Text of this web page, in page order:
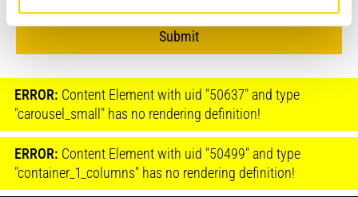
materials
Submit
ERROR: Content Element with uid "50637" and type
"carousel_small" has no rendering definition!
ERROR: Content Element with uid "50499" and type
"container_1_columns" has no rendering definition!